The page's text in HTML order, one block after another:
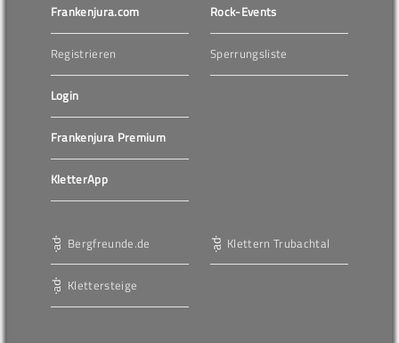
Frankenjura.com
Registrieren
Login
Frankenjura Premium
KletterApp
Rock-Events
Sperrungsliste
Bergfreunde.de
Klettersteige
Klettern Trubachtal